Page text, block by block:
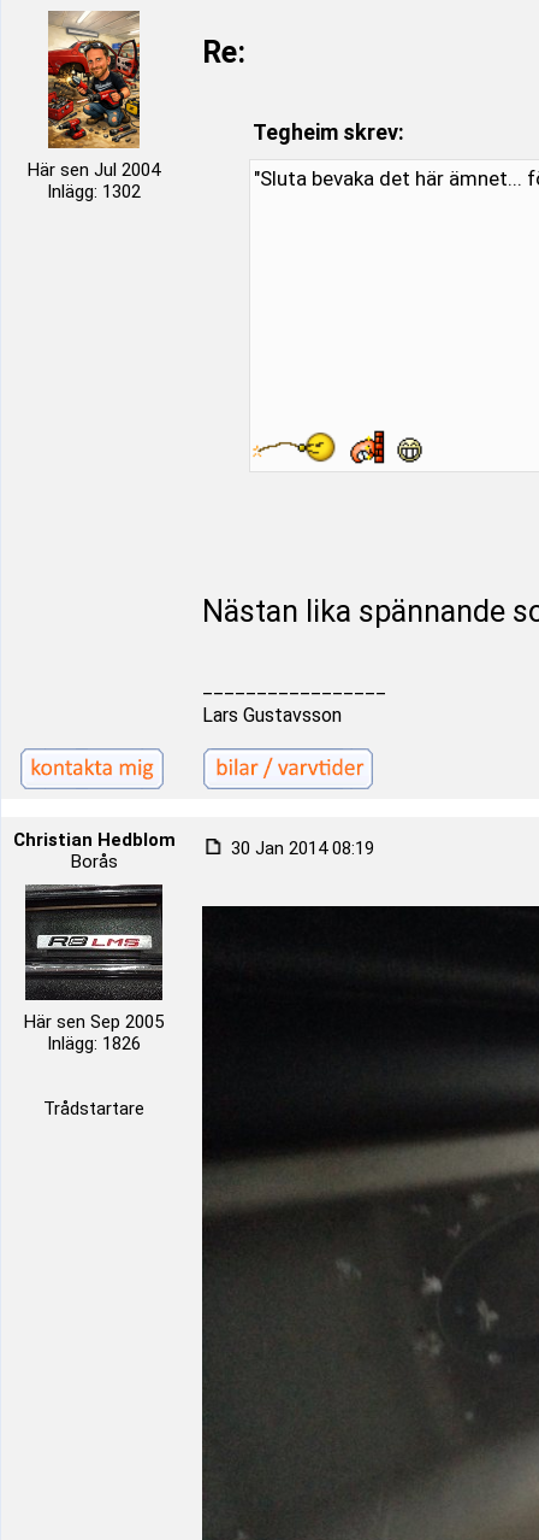
Här sen Jul 2004
Inlägg: 1302
Re:
Tegheim skrev:
"Sluta bevaka det här ämnet...
Nästan lika spännande
Lars Gustavsson
Christian Hedblom
Borås
Här sen Sep 2005
Inlägg: 1826
Trådstartare
30 Jan 2014 08:19